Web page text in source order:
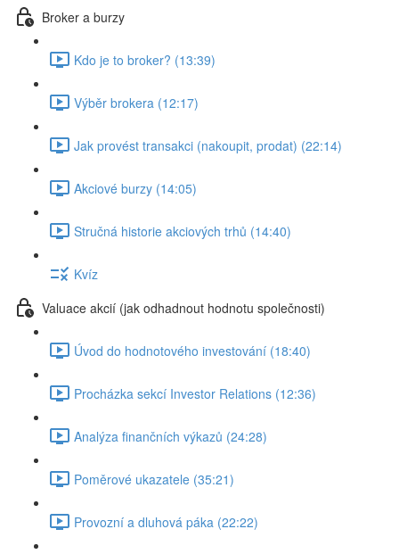
Broker a burzy
Kdo je to broker? (13:39)
Výběr brokera (12:17)
Jak provést transakci (nakoupit, prodat) (22:14)
Akciové burzy (14:05)
Stručná historie akciových trhů (14:40)
Kvíz
Valuace akcií (jak odhadnout hodnotu společnosti)
Úvod do hodnotového investování (18:40)
Procházka sekcí Investor Relations (12:36)
Analýza finančních výkazů (24:28)
Poměrové ukazatele (35:21)
Provozní a dluhová páka (22:22)